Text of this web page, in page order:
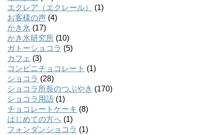
エクレア（エクレール）
(1)
お客様の声 (4)
かき氷 (17)
かき氷研究所 (10)
ガトーショコラ (5)
カフェ (3)
コンビニチョコレート (1)
ショコラ (28)
ショコラ所長のつぶやき (170)
ショコラ用語 (1)
チョコレートケーキ (8)
はじめての方へ (1)
フォンダンショコラ (1)